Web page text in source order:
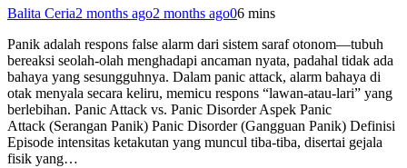
Balita Ceria2 months ago2 months ago06 mins
Panik adalah respons false alarm dari sistem saraf otonom—tubuh
bereaksi seolah-olah menghadapi ancaman nyata, padahal tidak ada
bahaya yang sesungguhnya. Dalam panic attack, alarm bahaya di
otak menyala secara keliru, memicu respons “lawan-atau-lari” yang
berlebihan. Panic Attack vs. Panic Disorder Aspek Panic
Attack (Serangan Panik) Panic Disorder (Gangguan Panik) Definisi
Episode intensitas ketakutan yang muncul tiba-tiba, disertai gejala
fisik yang…